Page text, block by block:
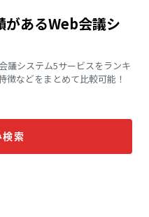
があるWeb会議シ
議システム5サービスをランキ
徴などをまとめて比較可能！
検索